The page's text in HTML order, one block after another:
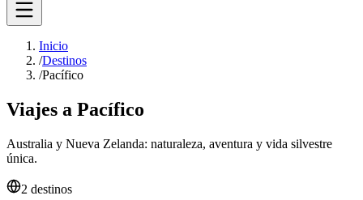
Inicio
/Destinos
/Pacífico
Viajes a Pacífico
Australia y Nueva Zelanda: naturaleza, aventura y vida silvestre
única.
2 destinos